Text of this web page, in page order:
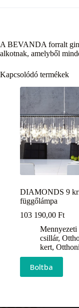
A BEVANDA forralt
alkotnak, amelyből
Kapcsolódó termékek
DIAMONDS 9
függőlámpa
103 190,00 Ft
Mennyezeti
csillár,
kert,
Boltba